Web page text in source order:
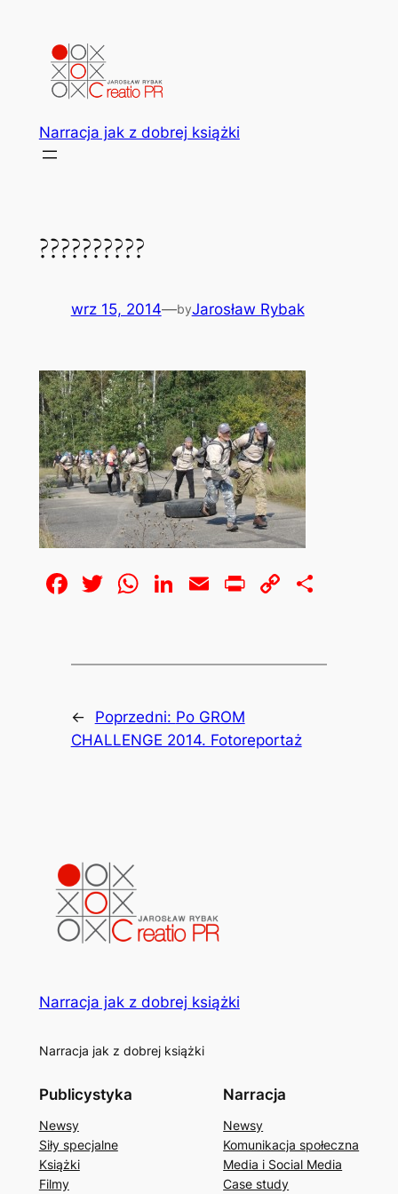
Narracja jak z dobrej książki
??????????
wrz 15, 2014—byJarosław Rybak
Facebook
Twitter
WhatsApp
LinkedIn
EmailPrintCopy
← Poprzedni: Po GROM
CHALLENGE 2014. Fotoreportaż
Narracja jak z dobrej książki
Narracja jak z dobrej książki
Publicystyka
Newsy
Siły specjalne
Książki
Filmy
Narracja
Newsy
Komunikacja społeczna
Media i Social Media
Case study